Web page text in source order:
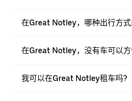
在Great Notley，哪种出行方式
在Great Notley，没有车可以方
我可以在Great Notley租车吗?